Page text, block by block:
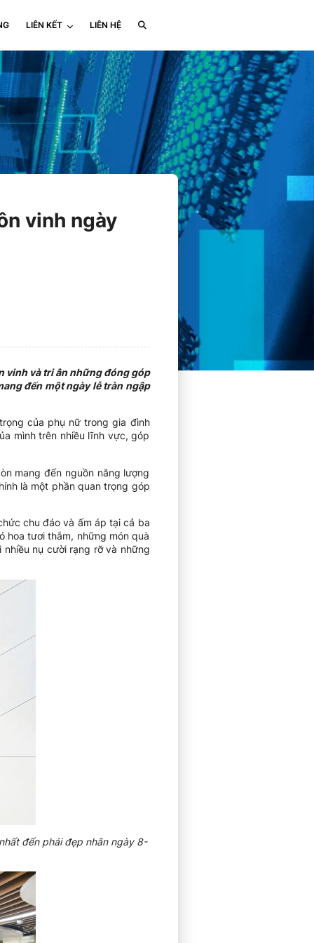
LIÊN KẾT LIÊN HỆ
vinh ngày
vinh và tri ân những đóng góp
đến một ngày lễ tràn ngập
của phụ nữ trong gia đình
mình trên nhiều lĩnh vực, góp
mang đến nguồn năng lượng
là một phần quan trọng góp
chu đáo và ấm áp tại cả ba
hoa tươi thắm, những món quà
nụ cười rạng rỡ và những
đến phái đẹp nhân ngày 8-